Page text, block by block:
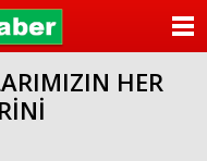
HER
ANASAYFA
KATEGORİLER